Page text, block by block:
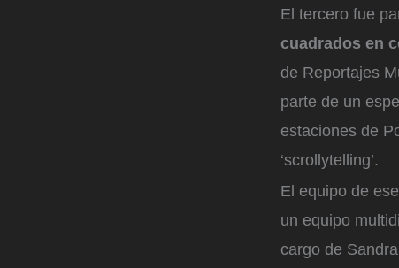
El tercero fue
cuadrados en
de Reportajes
parte de un
estaciones de
‘scrollytelling’.
El equipo de
un equipo
cargo de